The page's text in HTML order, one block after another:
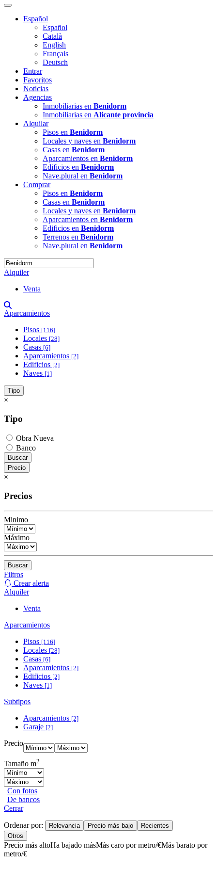
Español
Español
Català
English
Français
Deutsch
Entrar
Favoritos
Noticias
Agencias
Inmobiliarias en Benidorm
Inmobiliarias en Alicante provincia
Alquilar
Pisos en Benidorm
Locales y naves en Benidorm
Casas en Benidorm
Aparcamientos en Benidorm
Edificios en Benidorm
Nave.plural en Benidorm
Comprar
Pisos en Benidorm
Casas en Benidorm
Locales y naves en Benidorm
Aparcamientos en Benidorm
Edificios en Benidorm
Terrenos en Benidorm
Nave.plural en Benidorm
Alquiler
Venta
Aparcamientos
Pisos [116]
Locales [28]
Casas [6]
Aparcamientos [2]
Edificios [2]
Naves [1]
Tipo
×
Tipo
Obra Nueva
Banco
Buscar
Precio
×
Precios
Minimo
Máximo
Buscar
Filtros
Crear alerta
Alquiler
Venta
Aparcamientos
Pisos [116]
Locales [28]
Casas [6]
Aparcamientos [2]
Edificios [2]
Naves [1]
Subtipos
Aparcamientos [2]
Garaje [2]
Precio
Tamaño m2
Con fotos
De bancos
Cerrar
Ordenar por: Relevancia Precio más bajo
Recientes
Otros
Precio más altoHa bajado másMás caro por metro/€Más barato por
metro/€